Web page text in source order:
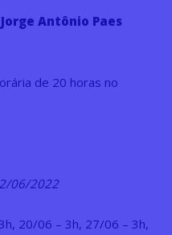
Jorge Antônio Paes
de 20 horas no
06/2022
20/06 – 3h, 27/06 – 3h,